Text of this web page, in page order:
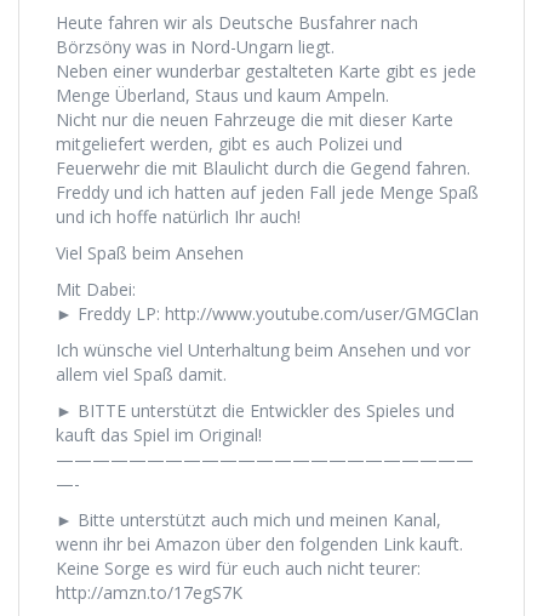
Heute fahren wir als Deutsche Busfahrer nach
Börzsöny was in Nord-Ungarn liegt.
Neben einer wunderbar gestalteten Karte gibt es jede
Menge Überland, Staus und kaum Ampeln.
Nicht nur die neuen Fahrzeuge die mit dieser Karte
mitgeliefert werden, gibt es auch Polizei und
Feuerwehr die mit Blaulicht durch die Gegend fahren.
Freddy und ich hatten auf jeden Fall jede Menge Spaß
und ich hoffe natürlich Ihr auch!
Viel Spaß beim Ansehen
Mit Dabei:
► Freddy LP: http://www.youtube.com/user/GMGClan
Ich wünsche viel Unterhaltung beim Ansehen und vor
allem viel Spaß damit.
► BITTE unterstützt die Entwickler des Spieles und
kauft das Spiel im Original!
———————————————————————
—-
► Bitte unterstützt auch mich und meinen Kanal,
wenn ihr bei Amazon über den folgenden Link kauft.
Keine Sorge es wird für euch auch nicht teurer:
http://amzn.to/17egS7K